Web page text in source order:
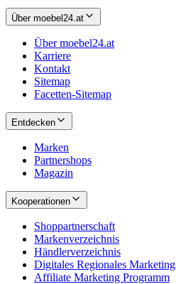
Über moebel24.at
Über moebel24.at
Karriere
Kontakt
Sitemap
Facetten-Sitemap
Entdecken
Marken
Partnershops
Magazin
Kooperationen
Shoppartnerschaft
Markenverzeichnis
Händlerverzeichnis
Digitales Regionales Marketing
Affiliate Marketing Programm